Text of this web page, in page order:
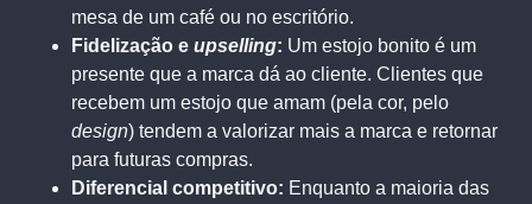
mesa de um café ou no escritório.
Fidelização e upselling: Um estojo bonito é um
presente que a marca dá ao cliente. Clientes que
recebem um estojo que amam (pela cor, pelo
design) tendem a valorizar mais a marca e retornar
para futuras compras.
Diferencial competitivo: Enquanto a maioria das